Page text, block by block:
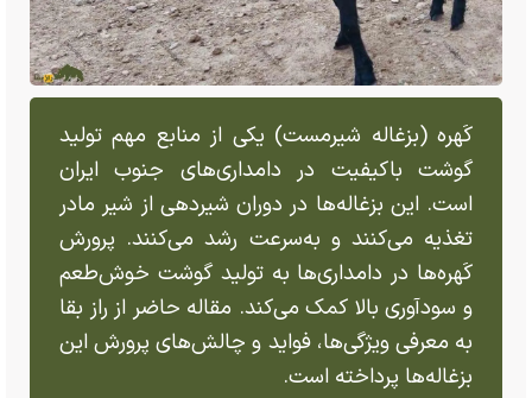
کَهره (بزغاله شیرمست) یکی از منابع مهم تولید
گوشت باکیفیت در دامداری‌های جنوب ایران
است. این بزغاله‌ها در دوران شیردهی از شیر مادر
تغذیه می‌کنند و به‌سرعت رشد می‌کنند. پرورش
کَهره‌ها در دامداری‌ها به تولید گوشت خوش‌طعم
و سودآوری بالا کمک می‌کند. مقاله حاضر از راز بقا
به معرفی ویژگی‌ها، فواید و چالش‌های پرورش این
بزغاله‌ها پرداخته است.